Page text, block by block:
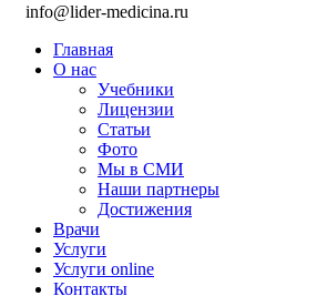
info@lider-medicina.ru
Главная
О нас
Учебники
Лицензии
Статьи
Фото
Мы в СМИ
Наши партнеры
Достижения
Врачи
Услуги
Услуги online
Контакты